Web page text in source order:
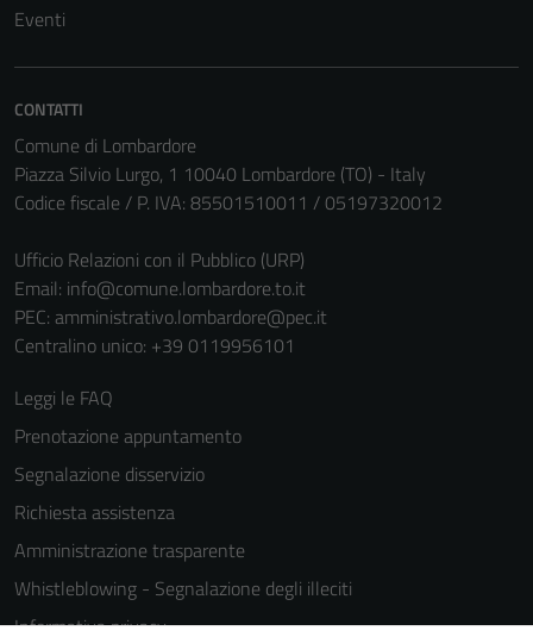
Eventi
CONTATTI
Comune di Lombardore
Piazza Silvio Lurgo, 1 10040 Lombardore (TO) - Italy
Codice fiscale / P. IVA: 85501510011 / 05197320012
Ufficio Relazioni con il Pubblico (URP)
Email: info@comune.lombardore.to.it
PEC: amministrativo.lombardore@pec.it
Centralino unico: +39 0119956101
Leggi le FAQ
Prenotazione appuntamento
Segnalazione disservizio
Richiesta assistenza
Amministrazione trasparente
Whistleblowing - Segnalazione degli illeciti
Informativa privacy